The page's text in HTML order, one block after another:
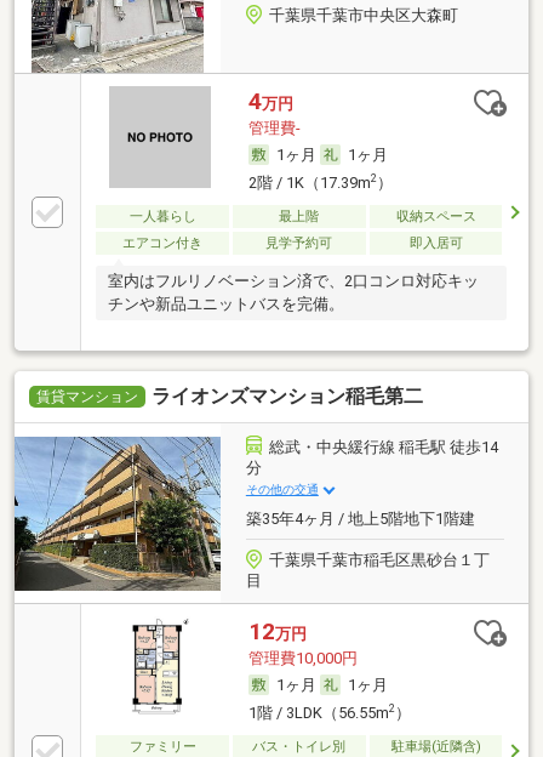
千葉県千葉市中央区大森町
4万円
管理費-
1ヶ月
1ヶ月
2階 / 1K（17.39m2）
一人暮らし 最上階
収納スペース
エアコン付き
見学予約可 即入居可
室内はフルリノベーション済で、2口コンロ対応キッ
チンや新品ユニットバスを完備。
賃貸マンション ライオンズマンション稲毛第二
総武・中央緩行線 稲毛駅 徒歩14
分
その他の交通
築35年4ヶ月 / 地上5階地下1階建
千葉県千葉市稲毛区黒砂台１丁
目
12万円
管理費10,000円
1ヶ月
1ヶ月
1階 / 3LDK（56.55m2）
ファミリー バス・トイレ別
駐車場(近隣含)